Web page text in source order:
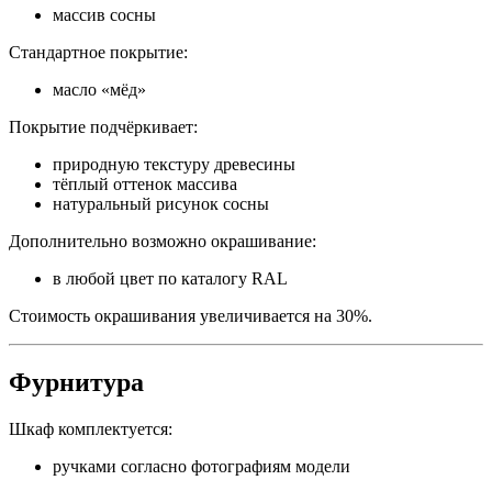
массив сосны
Стандартное покрытие:
масло «мёд»
Покрытие подчёркивает:
природную текстуру древесины
тёплый оттенок массива
натуральный рисунок сосны
Дополнительно возможно окрашивание:
в любой цвет по каталогу RAL
Стоимость окрашивания увеличивается на 30%.
Фурнитура
Шкаф комплектуется:
ручками согласно фотографиям модели